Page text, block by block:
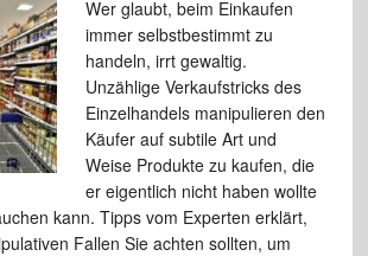
Wer glaubt, beim Einkaufen
immer selbstbestimmt zu
handeln, irrt gewaltig.
Unzählige Verkaufstricks des
Einzelhandels manipulieren den
Käufer auf subtile Art und
Weise Produkte zu kaufen, die
er eigentlich nicht haben wollte
kann. Tipps vom Experten erklärt,
Fallen Sie achten sollten, um